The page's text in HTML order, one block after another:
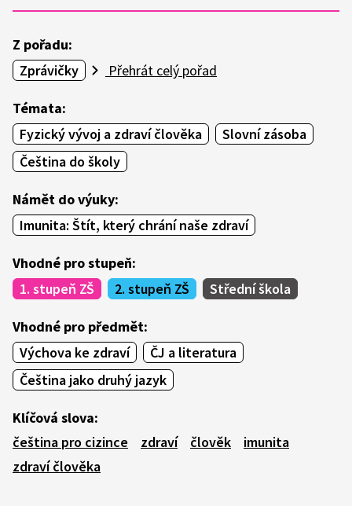
Z pořadu:
Zprávičky
Přehrát celý pořad
Témata:
Fyzický vývoj a zdraví člověka
Slovní zásoba
Čeština do školy
Námět do výuky:
Imunita: Štít, který chrání naše zdraví
Vhodné pro stupeň:
1. stupeň ZŠ
2. stupeň ZŠ Střední škola
Vhodné pro předmět:
Výchova ke zdraví
ČJ a literatura
Čeština jako druhý jazyk
Klíčová slova:
čeština pro cizince
zdraví člověk
imunita
zdraví člověka